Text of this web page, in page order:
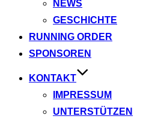
NEWS
GESCHICHTE
RUNNING ORDER
SPONSOREN
KONTAKT
IMPRESSUM
UNTERSTÜTZEN